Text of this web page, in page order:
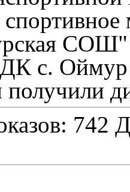
спортивное
СОШ"
с. Оймур
получили
742